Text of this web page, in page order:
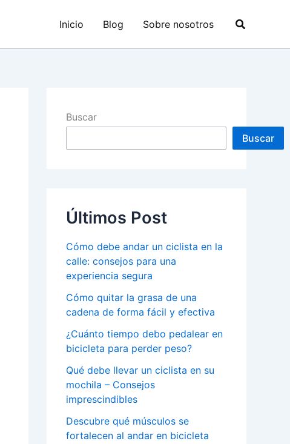
Inicio Blog Sobre nosotros Buscar
Buscar
Buscar
Últimos Post
Cómo debe andar un ciclista en la
calle: consejos para una
experiencia segura
Cómo quitar la grasa de una
cadena de forma fácil y efectiva
¿Cuánto tiempo debo pedalear en
bicicleta para perder peso?
Qué debe llevar un ciclista en su
mochila – Consejos
imprescindibles
Descubre qué músculos se
fortalecen al andar en bicicleta